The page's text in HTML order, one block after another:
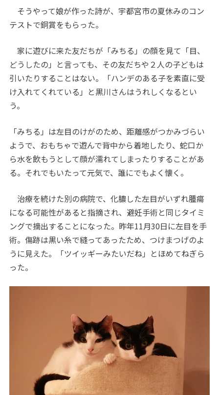
そうやって娘が作った詩が、宇都宮市の夏休みのコン
テストで銅賞をもらった。
家に遊びに来た友だちが「みちる」の顔を見て「目、
どうしたの」と言っても、その友だちや２人の子どもは
引いたりすることはない。「ハンデのある子を素直に受
け入れてくれている」と黒川さんはうれしくなるとい
う。
「みちる」は左目のけがのため、距離感がつかみづらい
ようで、おもちゃで遊んで背中から着地したり、蛇口か
ら水を飲もうとして顔が濡れてしまったりすることがあ
る。それでもいたって元気で、誰にでもよく懐く。
治療を続けた別の病院で、化膿した左目がいずれ腫瘍
になる可能性があると指摘され、避妊手術と同じタイミ
ングで摘出することになった。昨年11月30日に左目を手
術。傷跡は黒い糸で縫ってあったため、つけまつげのよ
うに見えた。「ツイッギーみたいだね」とほめてねぎら
った。